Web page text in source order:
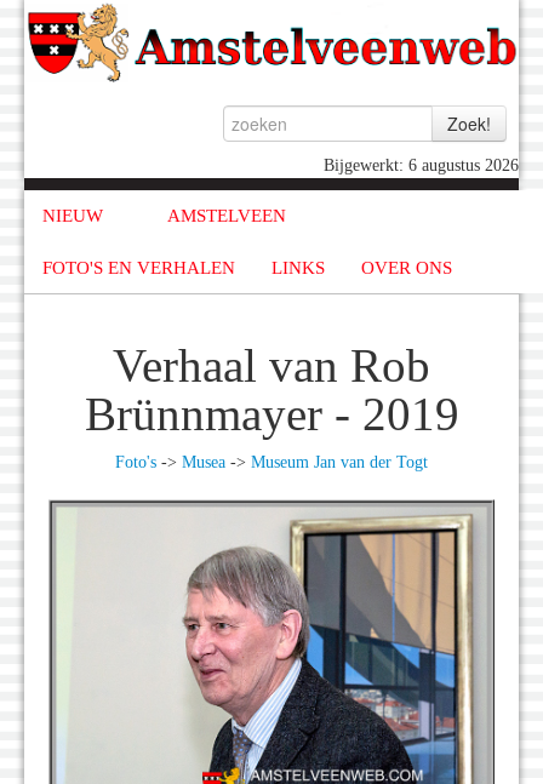
Bijgewerkt: 6 augustus 2026
NIEUW AMSTELVEEN
FOTO'S EN VERHALEN LINKS OVER ONS
Verhaal van Rob
Brünnmayer - 2019
Foto's -> Musea -> Museum Jan van der Togt